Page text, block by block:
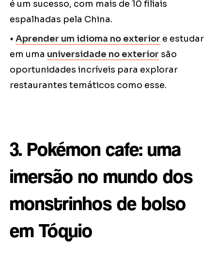
é um sucesso, com mais de 10 filiais
espalhadas pela China.
• Aprender um idioma no exterior e estudar
em uma universidade no exterior são
oportunidades incríveis para explorar
restaurantes temáticos como esse.
3. Pokémon cafe: uma
imersão no mundo dos
monstrinhos de bolso
em Tóquio